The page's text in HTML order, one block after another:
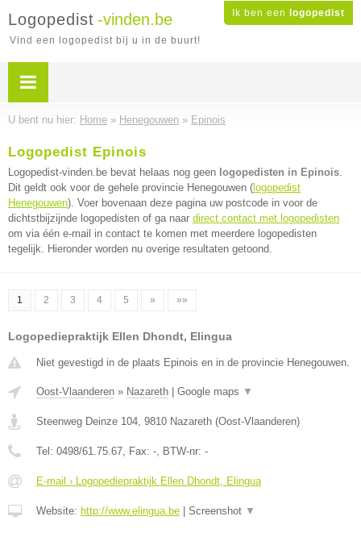
Ik ben een logopedist
Logopedist -vinden.be
Vind een logopedist bij u in de buurt!
U bent nu hier: Home » Henegouwen » Epinois
Logopedist Epinois
Logopedist-vinden.be bevat helaas nog geen logopedisten in Epinois.
Dit geldt ook voor de gehele provincie Henegouwen ( logopedist
Henegouwen). Voer bovenaan deze pagina uw postcode in voor de
dichtstbijzijnde logopedisten of ga naar direct contact met logopedisten
om via één e-mail in contact te komen met meerdere logopedisten
tegelijk. Hieronder worden nu overige resultaten getoond.
1 2 3 4 5 » »»
Logopediepraktijk Ellen Dhondt, Elingua
Niet gevestigd in de plaats Epinois en in de provincie Henegouwen.
Oost-Vlaanderen » Nazareth Google maps ▼
Steenweg Deinze 104, 9810 Nazareth (Oost-Vlaanderen)
Tel: 0498/61.75.67, Fax: -, BTW-nr: -
E-mail › Logopediepraktijk Ellen Dhondt, Elingua
Website: http://www.elingua.be Screenshot ▼